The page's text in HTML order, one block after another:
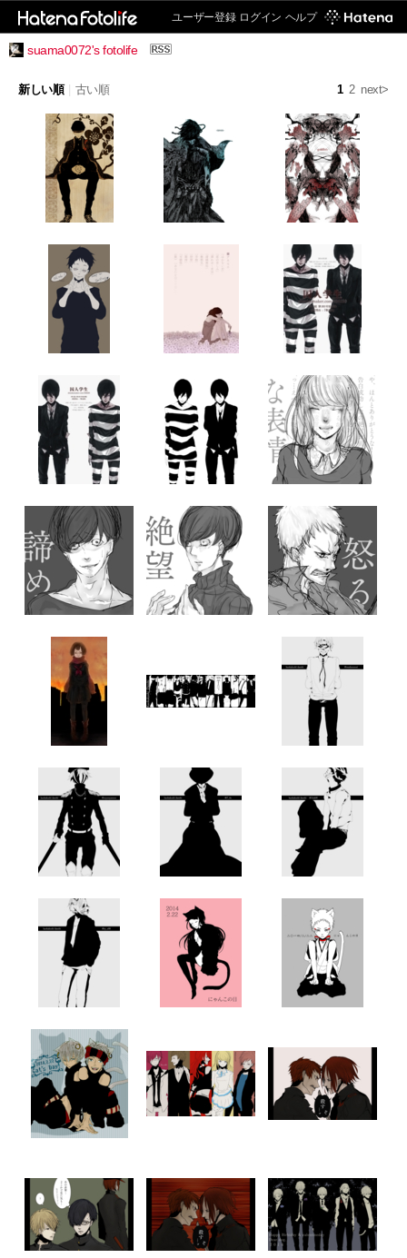
ユーザー登録 ログイン ヘルプ
suama0072's fotolife
1 2 next>
新しい順 古い順